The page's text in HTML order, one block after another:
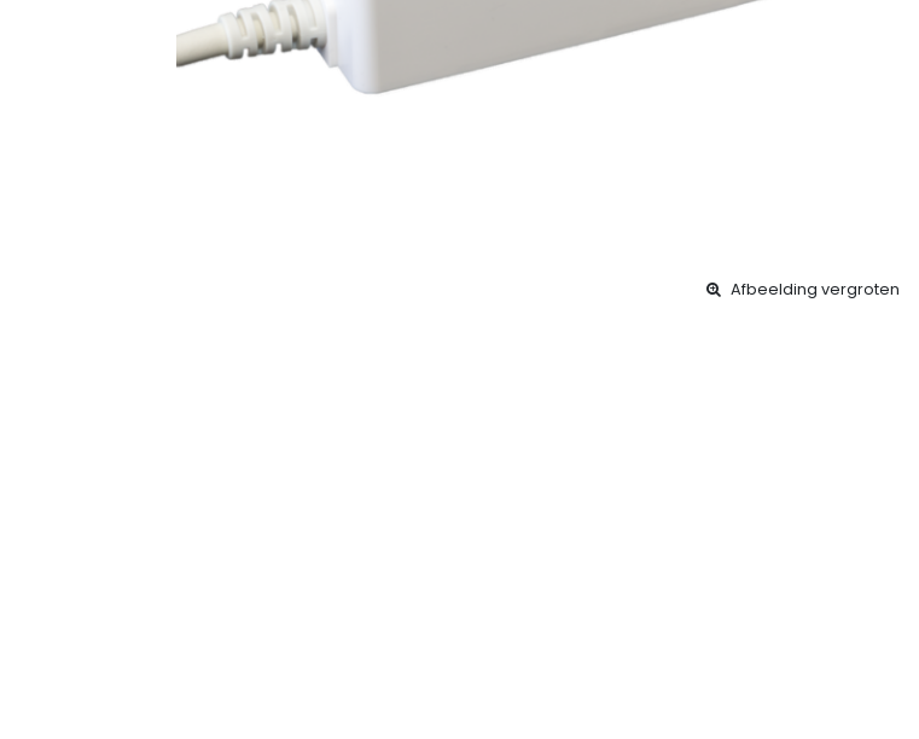
Afbeelding vergroten